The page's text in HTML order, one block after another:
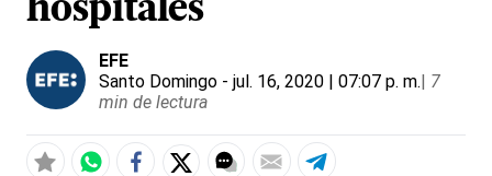
hospitales
EFE
Santo Domingo - jul. 16, 2020 | 07:07 p. m.| 7
min de lectura